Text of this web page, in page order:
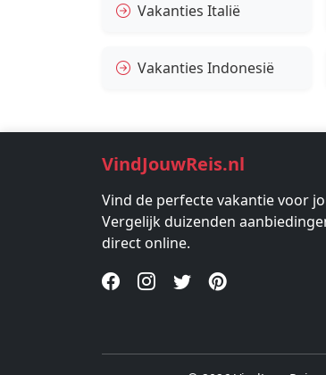
Vakanties Italië
Vakanties Indonesië
VindJouwReis.nl
Vind de perfecte vakantie voor
Vergelijk duizenden
direct online.